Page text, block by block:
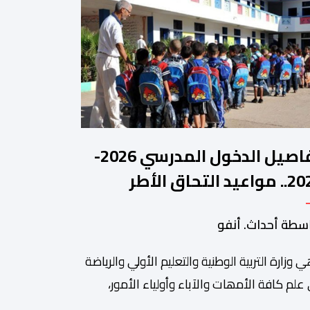
أبرزالتظاهرات التراثية بالمغرب، والتي تستقطب سنويا
تفاصيل الدخول المدرسي 2026-
2027.. مواعيد التحاق الأطر
بالمؤسسات التعليمية
أحداث. أنفو
وزارة التربیة الوطنیة والتعلیم الأولي والریاضة
علم كافة الأمھات والآباء وأولیاء الأمور،